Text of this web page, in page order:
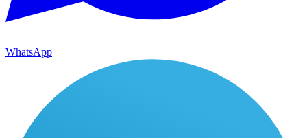
WhatsApp